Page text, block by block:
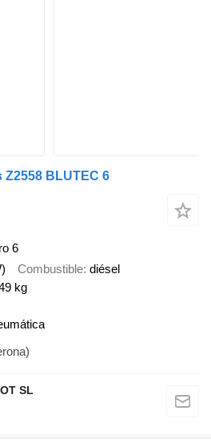
Z2558 BLUTEC 6
6
Combustible diésel
kg
SL